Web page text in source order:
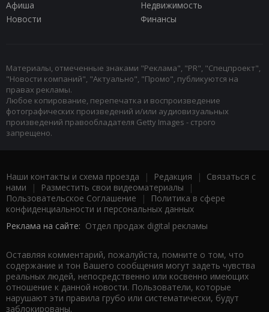
Афиша
Недвижимость
Новости
Финансы
Материалы, отмеченные знаками "Реклама", "PR", "Спецпроект",
"Новости компаний", "Актуально", "Промо", публикуются на
правах рекламы.
Любое копирование, перепечатка и воспроизведение
фотографических произведений и/или аудиовизуальных
произведений правообладателя Getty Images - строго
запрещено.
Наши контакты и схема проезда | Редакция | Связаться с
нами | Разместить свои видеоматериалы |
Пользовательское Соглашение |
Политика в сфере
конфиденциальности и персональных данных
Реклама на сайте: Отдел продаж digital рекламы
Оставляя комментарий, пожалуйста, помните о том, что
содержание и тон Вашего сообщения могут задеть чувства
реальных людей, непосредственно или косвенно имеющих
отношение к данной новости. Пользователи, которые
нарушают эти правила грубо или систематически, будут
заблокированы.